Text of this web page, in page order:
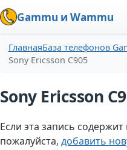
Gammu и Wammu
ГлавнаяБаза телефонов
Sony Ericsson C905
Sony Ericsson
Если эта запись
пожалуйста, добавить